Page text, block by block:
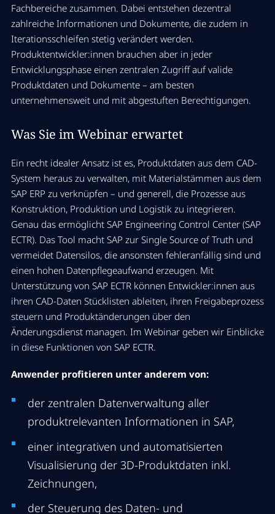
Fachbereiche zusammen. Dabei entstehen dezentral
zahlreiche Informationen und Dokumente, die zudem in
Iterationsschleifen stetig verändert werden.
Produktentwickler:innen brauchen aber in jeder
Entwicklungsphase einen zentralen Zugriff auf valide
Produktdaten und Dokumente – am besten
unternehmensweit und mit abgestuften Berechtigungen.
Was Sie im Webinar erwartet
Ein recht idealer Ansatz ist es, Produktdaten aus dem CAD-
System heraus zu verwalten, mit Materialstämmen aus dem
SAP ERP zu verknüpfen – und generell, die Prozesse aus
Konstruktion, Produktion und Logistik zu integrieren.
Genau das ermöglicht SAP Engineering Control Center (SAP
ECTR). Das Tool macht SAP zur Single Source of Truth und
vermeidet Datensilos, die ansonsten fehleranfällig sind und
einen hohen Datenpflegeaufwand erzeugen. Mit
Unterstützung von SAP ECTR können Entwickler:innen aus
ihren CAD-Daten Stücklisten ableiten, ihren Freigabeprozess
steuern und Produktänderungen über den
Änderungsdienst managen. Im Webinar geben wir Einblicke
in diese Funktionen von SAP ECTR.
Anwender profitieren unter anderem von:
der zentralen Datenverwaltung aller
produktrelevanten Informationen in SAP,
einer integrativen und automatisierten
Visualisierung der 3D-Produktdaten inkl.
Zeichnungen,
der Steuerung des Daten- und